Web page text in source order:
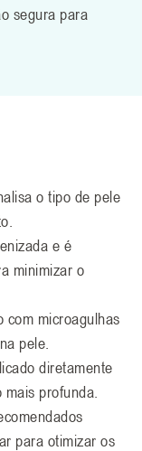
segura para
o tipo de pele
e é
minimizar o
com microagulhas
pele.
diretamente
profunda.
para otimizar os